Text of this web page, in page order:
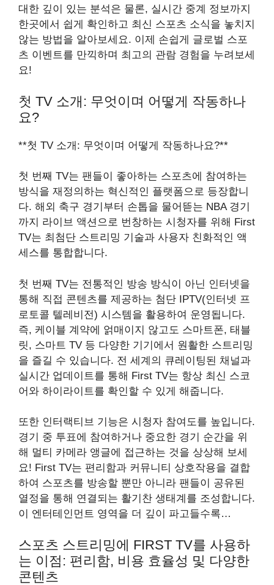
대한 깊이 있는 분석은 물론, 실시간 중계 정보까지
한곳에서 쉽게 확인하고 최신 스포츠 소식을 놓치지
않는 방법을 알아보세요. 이제 손쉽게 글로벌 스포
츠 이벤트를 만끽하며 최고의 관람 경험을 누려보세
요!
첫 TV 소개: 무엇이며 어떻게 작동하나
요?
**첫 TV 소개: 무엇이며 어떻게 작동하나요?**
첫 번째 TV는 팬들이 좋아하는 스포츠에 참여하는
방식을 재정의하는 혁신적인 플랫폼으로 등장합니
다. 해외 축구 경기부터 손톱을 물어뜯는 NBA 경기
까지 라이브 액션으로 번창하는 시청자를 위해 First
TV는 최첨단 스트리밍 기술과 사용자 친화적인 액
세스를 통합합니다.
첫 번째 TV는 전통적인 방송 방식이 아닌 인터넷을
통해 직접 콘텐츠를 제공하는 첨단 IPTV(인터넷 프
로토콜 텔레비전) 시스템을 활용하여 운영됩니다.
즉, 케이블 계약에 얽매이지 않고도 스마트폰, 태블
릿, 스마트 TV 등 다양한 기기에서 원활한 스트리밍
을 즐길 수 있습니다. 전 세계의 큐레이팅된 채널과
실시간 업데이트를 통해 First TV는 항상 최신 스코
어와 하이라이트를 확인할 수 있게 해줍니다.
또한 인터랙티브 기능은 시청자 참여도를 높입니다.
경기 중 투표에 참여하거나 중요한 경기 순간을 위
해 멀티 카메라 앵글에 접근하는 것을 상상해 보세
요! First TV는 편리함과 커뮤니티 상호작용을 결합
하여 스포츠를 방송할 뿐만 아니라 팬들이 공유된
열정을 통해 연결되는 활기찬 생태계를 조성합니다.
이 엔터테인먼트 영역을 더 깊이 파고들수록…
스포츠 스트리밍에 FIRST TV를 사용하
는 이점: 편리함, 비용 효율성 및 다양한
콘텐츠